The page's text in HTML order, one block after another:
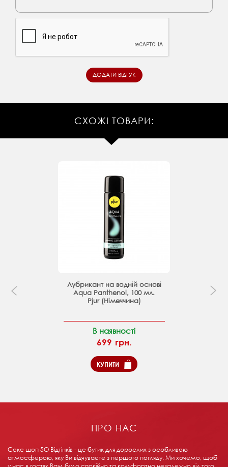
СХОЖІ ТОВАРИ:
Лубрикант на водній основі
Aqua Panthenol, 100 мл.
Pjur (Німеччина)
В наявності
699 грн.
КУПИТИ
ПРО НАС
Секс шоп 5О Відтінків - це бутик для дорослих з особливою
атмосферою, яку Ви відчуваєте з першого погляду. Ми хочемо, щоб